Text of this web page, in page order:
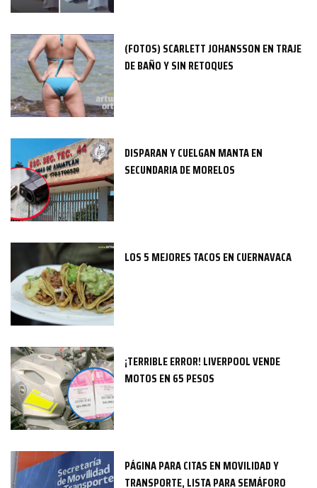
(FOTOS) SCARLETT JOHANSSON EN TRAJE
DE BAÑO Y SIN RETOQUES
DISPARAN Y CUELGAN MANTA EN
SECUNDARIA DE MORELOS
LOS 5 MEJORES TACOS EN CUERNAVACA
¡TERRIBLE ERROR! LIVERPOOL VENDE
MOTOS EN 65 PESOS
PÁGINA PARA CITAS EN MOVILIDAD Y
TRANSPORTE, LISTA PARA SEMÁFORO